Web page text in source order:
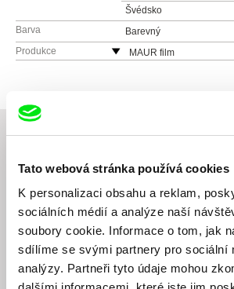
Tato webová stránka používá cookies
K personalizaci obsahu a reklam,
sociálních médií a analýze naší
soubory cookie. Informace o tom, jak
sdílíme se svými partnery pro sociální
analýzy. Partneři tyto údaje mohou
Švédsko
Barva
Barevný
Produkce
MAUR film
Související filmy (20)
Jiří Menzel Nikolas Sand